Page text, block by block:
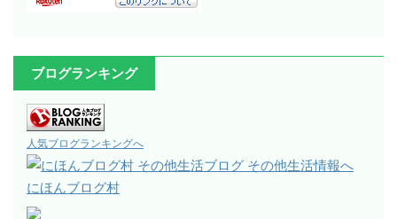
ブログランキング
人気ブログランキングへ
にほんブログ村